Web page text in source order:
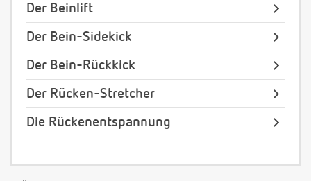
Der Beinlift
Der Bein-Sidekick
Der Bein-Rückkick
Der Rücken-Stretcher
Die Rückenentspannung